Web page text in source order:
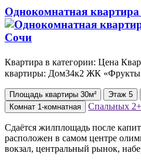
Однокомнатная
Квартира в категории: Цена
квартиры: Дом34к2 ЖК
Площадь квартиры 30м² Этаж 5
Комнат 1-комнатная Спальных
Сдаётся жилплощадь после
расположен в самом центре
вокзал, центральный рынок,